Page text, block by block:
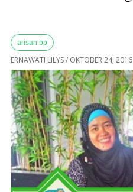
arisan bp
ERNAWATI LILYS/ OKTOBER 24, 2016